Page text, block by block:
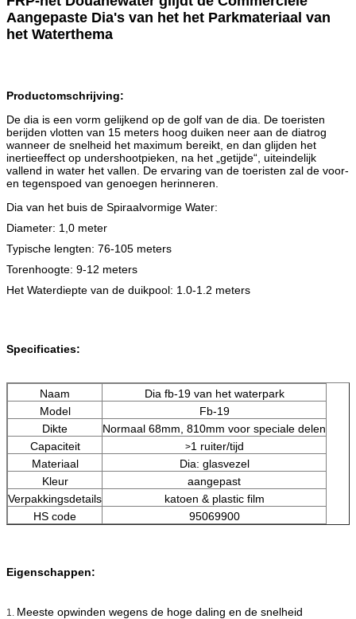
Aangepaste Dia's van het het Parkmateriaal van
het Waterthema
Productomschrijving:
De dia is een vorm gelijkend op de golf van de dia. De toeristen
berijden vlotten van 15 meters hoog duiken neer aan de diatrog
wanneer de snelheid het maximum bereikt, en dan glijden het
inertieeffect op undershootpieken, na het „getijde“, uiteindelijk
vallend in water het vallen. De ervaring van de toeristen zal de voor-
en tegenspoed van genoegen herinneren.
Dia van het buis de Spiraalvormige Water:
Diameter: 1,0 meter
Typische lengten: 76-105 meters
Torenhoogte: 9-12 meters
Het Waterdiepte van de duikpool: 1.0-1.2 meters
Specificaties:
Naam
Dia fb-19 van het waterpark
Model
Fb-19
Dikte
Normaal 68mm, 810mm voor speciale delen
Capaciteit
>1 ruiter/tijd
Materiaal
Dia: glasvezel
Kleur
aangepast
Verpakkingsdetails
katoen & plastic film
HS code
95069900
Eigenschappen:
1. Meeste opwinden wegens de hoge daling en de snelheid